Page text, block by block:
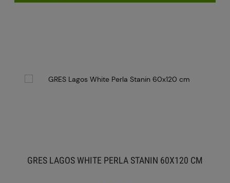
GRES LAGOS WHITE PERLA STANIN 60X120 CM